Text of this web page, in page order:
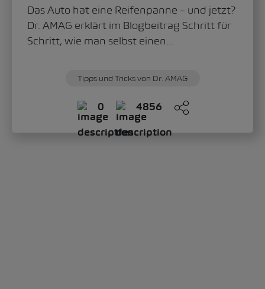
Das Auto hat eine Reifenpanne – und jetzt?
Dr. AMAG erklärt im Blogbeitrag Schritt für
Schritt, wie man selbst einen...
Tipps und Tricks von Dr. AMAG
0 4856